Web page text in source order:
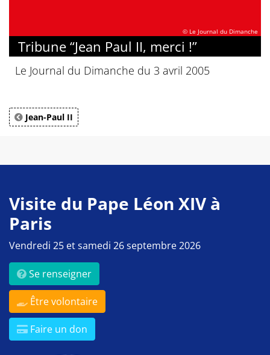
© Le Journal du Dimanche
Tribune “Jean Paul II, merci !”
Le Journal du Dimanche du 3 avril 2005
Jean-Paul II
Visite du Pape Léon XIV à
Paris
Vendredi 25 et samedi 26 septembre 2026
Se renseigner
Être volontaire
Faire un don